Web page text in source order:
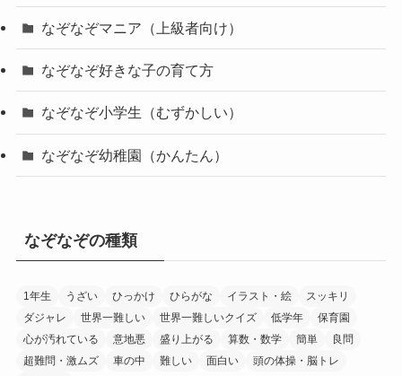
なぞなぞマニア（上級者向け）
なぞなぞ好きな子の育て方
なぞなぞ小学生（むずかしい）
なぞなぞ幼稚園（かんたん）
なぞなぞの種類
1年生 うざい ひっかけ ひらがな イラスト・絵
スッキリ
ダジャレ
世界一難しい 世界一難しいクイズ 低学年
保育園
心が汚れている
意地悪 盛り上がる 算数・数学 簡単
良問
超難問・激ムズ
車の中 難しい 面白い
頭の体操・脳トレ